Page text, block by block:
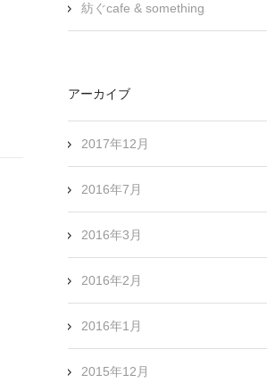
紡ぐcafe & something
アーカイブ
2017年12月
2016年7月
2016年3月
2016年2月
2016年1月
2015年12月